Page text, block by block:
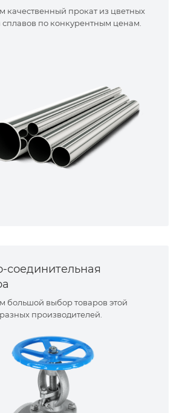
качественный прокат из цветных
сплавов по конкурентным ценам.
соединительная
большой выбор товаров этой
производителей.